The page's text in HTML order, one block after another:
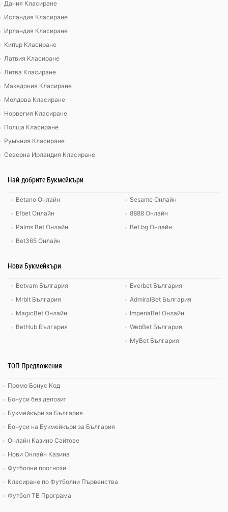
Дания Класиране
Исландия Класиране
Ирландия Класиране
Кипър Класиране
Латвия Класиране
Литва Класиране
Македония Класиране
Молдова Класиране
Норвегия Класиране
Полша Класиране
Румъния Класиране
Северна Ирландия Класиране
Най-добрите Букмейкъри
Betano Онлайн
Efbet Онлайн
Palms Bet Онлайн
Bet365 Онлайн
Sesame Онлайн
8888 Онлайн
Bet.bg Онлайн
Нови Букмейкъри
Betvam България
Mrbit България
MagicBet Онлайн
BetHub България
Everbet България
AdmiralBet България
ImperiaBet Онлайн
WebBet България
MyBet България
ТОП Предложения
Промо Бонус Код
Бонуси без депозит
Букмейкъри за България
Бонуси на Букмейкъри за България
Онлайн Казино Сайтове
Нови Онлайн Казина
Футболни прогнози
Класиране по Футболни Първенства
Футбол ТВ Програма